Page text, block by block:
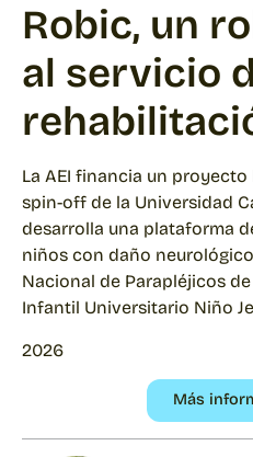
Robic, un
al servicio
La AEI financia un proyecto
spin-off de la Universidad
desarrolla una plataforma
niños con daño
Nacional de Parapléjicos
Infantil Universitario Niño
2026
Más